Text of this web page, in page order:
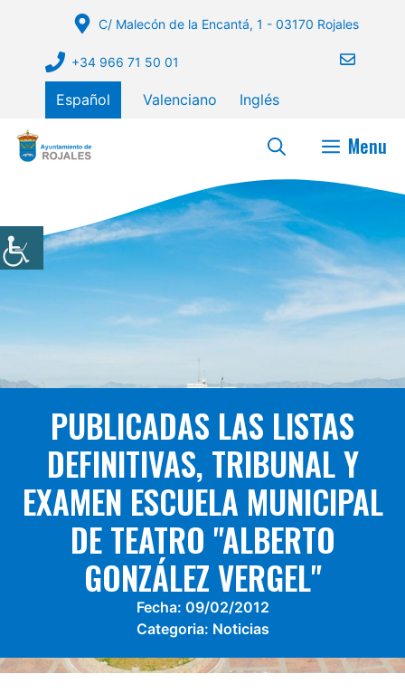
contenido
C/ Malecón de la Encantá, 1 - 03170 Rojales
+34 966 71 50 01
Español Valenciano Inglés
Menu
PUBLICADAS LAS LISTAS
DEFINITIVAS, TRIBUNAL Y
EXAMEN ESCUELA MUNICIPAL
DE TEATRO "ALBERTO
GONZÁLEZ VERGEL"
Fecha: 09/02/2012
Categoria: Noticias